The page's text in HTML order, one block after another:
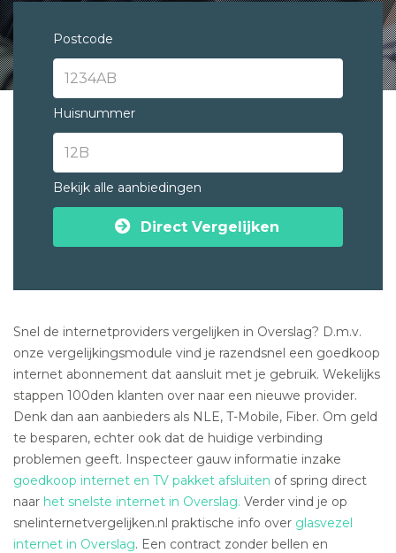
Postcode
Huisnummer
Bekijk alle aanbiedingen
Direct Vergelijken
Snel de internetproviders vergelijken in Overslag? D.m.v.
onze vergelijkingsmodule vind je razendsnel een goedkoop
internet abonnement dat aansluit met je gebruik. Wekelijks
stappen 100den klanten over naar een nieuwe provider.
Denk dan aan aanbieders als NLE, T-Mobile, Fiber. Om geld
te besparen, echter ook dat de huidige verbinding
problemen geeft. Inspecteer gauw informatie inzake
goedkoop internet en TV pakket afsluiten of spring direct
naar het snelste internet in Overslag. Verder vind je op
snelinternetvergelijken.nl praktische info over glasvezel
internet in Overslag. Een contract zonder bellen en